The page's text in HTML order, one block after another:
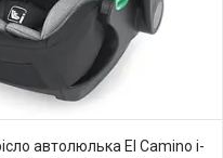
автолюлька El Camino i-